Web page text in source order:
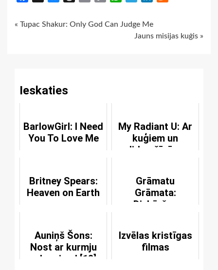
Continue
« Tupac Shakur: Only God Can Judge Me
Jauns misijas kuģis »
Ieskaties
BarlowGirl: I Need
You To Love Me
My Radiant U: Ar
kuģiem un
lidmašīnām
Britney Spears:
Heaven on Earth
Grāmatu
Grāmata:
Divkāršas
Auniņš Šons:
Nost ar kurmju
rakumiem! [18]
Izvēlas kristīgas
filmas